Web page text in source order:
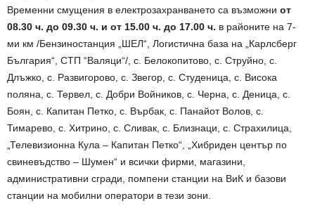
Временни смущения в електрозахранването са възможни от
08.30 ч. до 09.30 ч. и от 15.00 ч. до 17.00 ч. в районите на 7-
ми км /Бензиностанция „ШЕЛ“, Логистична база на „Карлсберг
България“, СТП “Валяци“/, с. Белокопитово, с. Струйно, с.
Длъжко, с. Развигорово, с. Звегор, с. Студеница, с. Висока
поляна, с. Тервел, с. Добри Войников, с. Черна, с. Деница, с.
Боян, с. Капитан Петко, с. Върбак, с. Панайот Волов, с.
Тимарево, с. Хитрино, с. Сливак, с. Близнаци, с. Страхилица,
„Телевизионна Кула – Капитан Петко“, „Хибриден център по
свиневъдство – Шумен“ и всички фирми, магазини,
административни сгради, помпени станции на ВиК и базови
станции на мобилни оператори в тези зони.